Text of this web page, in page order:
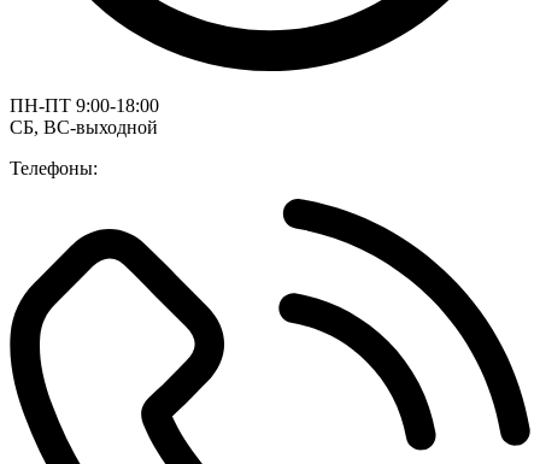
ПН-ПТ 9:00-18:00
СБ, ВС-выходной
Телефоны: